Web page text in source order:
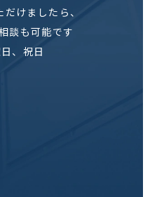
けましたら、
談も可能です
、祝日